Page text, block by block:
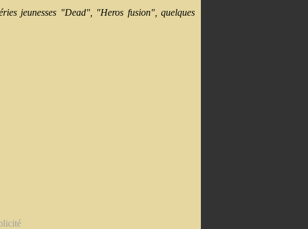
jeunesses "Dead", "Heros fusion", quelques